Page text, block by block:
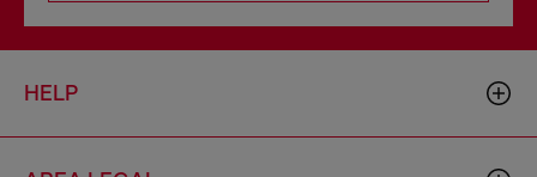
HELP